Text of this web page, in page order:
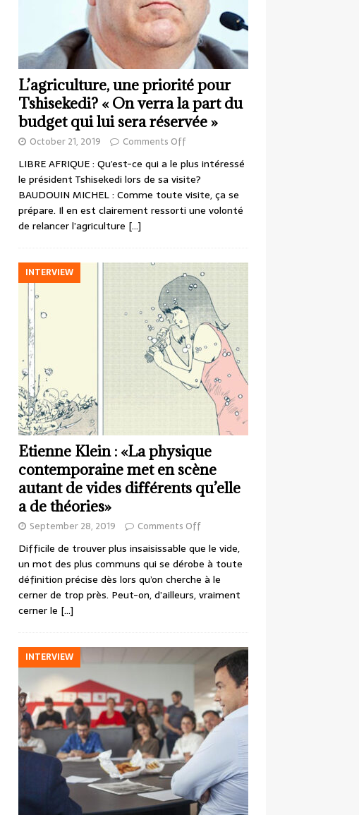
L’agriculture, une priorité pour
Tshisekedi? « On verra la part du
budget qui lui sera réservée »
October 21, 2019 Comments Off
LIBRE AFRIQUE : Qu’est-ce qui a le plus intéressé
le président Tshisekedi lors de sa visite?
BAUDOUIN MICHEL : Comme toute visite, ça se
prépare. Il en est clairement ressorti une volonté
de relancer l’agriculture […]
INTERVIEW
Etienne Klein : «La physique
contemporaine met en scène
autant de vides différents qu’elle
a de théories»
September 28, 2019 Comments Off
Difficile de trouver plus insaisissable que le vide,
un mot des plus communs qui se dérobe à toute
définition précise dès lors qu’on cherche à le
cerner de trop près. Peut-on, d’ailleurs, vraiment
cerner le […]
INTERVIEW